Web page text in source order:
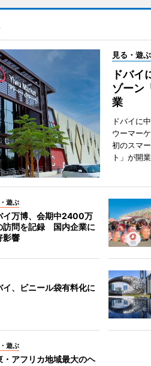
見る・遊ぶ
ドバイ
ゾーン
業
ドバイに
ウーマー
初のスマ
ト」が開業
遊ぶ
イ万博、会期中2400万
訪問を記録 国内企業に
影響
イ、ビニール袋有料化に
遊ぶ
・アフリカ地域最大のヘ